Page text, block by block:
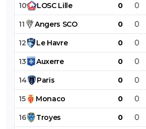
10 LOSC Lille 0 0
11 Angers SCO 0 0
12 Le Havre 0 0
13 Auxerre 0 0
14 Paris 0 0
15 Monaco 0 0
16 Troyes 0 0